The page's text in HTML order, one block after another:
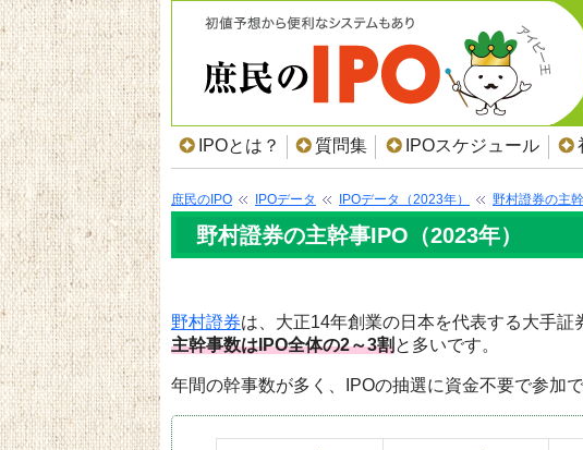
IPOとは？ 質問集 IPOスケジュール
庶民のIPO IPOデータ IPOデータ（2023年） 野村證券の主
野村證券の主幹事IPO（2023年）
野村證券は、大正14年創業の日本を代表する大手証
主幹事数はIPO全体の2～3割 と多いです。
年間の幹事数が多く、IPOの抽選に資金不要で参加